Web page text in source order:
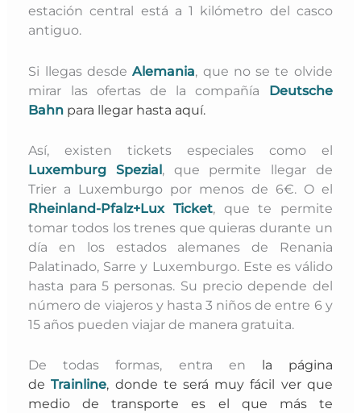
estación central está a 1 kilómetro del casco
antiguo.
Si llegas desde Alemania, que no se te olvide
mirar las ofertas de la compañía Deutsche
Bahn para llegar hasta aquí.
Así, existen tickets especiales como el
Luxemburg Spezial, que permite llegar de
Trier a Luxemburgo por menos de 6€. O el
Rheinland-Pfalz+Lux Ticket, que te permite
tomar todos los trenes que quieras durante un
día en los estados alemanes de Renania
Palatinado, Sarre y Luxemburgo. Este es válido
hasta para 5 personas. Su precio depende del
número de viajeros y hasta 3 niños de entre 6 y
15 años pueden viajar de manera gratuita.
De todas formas, entra en la página
deTrainline, donde te será muy fácil ver que
medio de transporte es el que más te